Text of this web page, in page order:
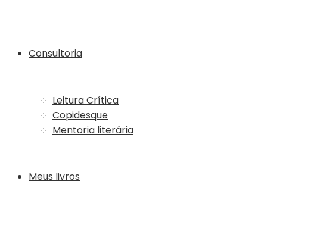
Consultoria
Leitura Crítica
Copidesque
Mentoria literária
Meus livros